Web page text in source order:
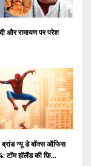
और रामायण पर परेश
ब्रांड न्यू डे बॉक्स ऑफिस
टॉम हॉलैंड की फ़ि...